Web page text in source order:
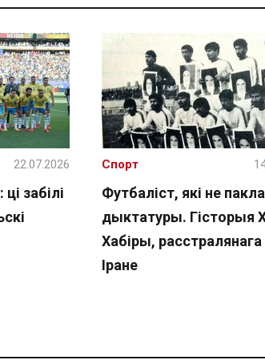
забілі
22.07.2026
Футбаліст, які не
дыктатуры. Гісторыя
Хабіры, расстралянага
Іране
Спорт